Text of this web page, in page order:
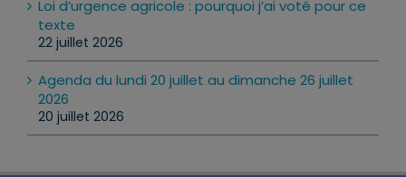
Loi d’urgence agricole : pourquoi j’ai voté pour ce
texte
22 juillet 2026
Agenda du lundi 20 juillet au dimanche 26 juillet
2026
20 juillet 2026